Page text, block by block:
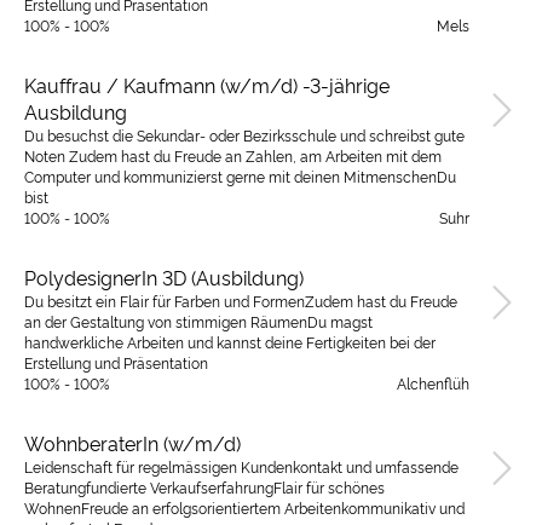
Erstellung und Präsentation
100% - 100%
Mels
Kauffrau / Kaufmann (w/m/d) -3-jährige
Ausbildung
Du besuchst die Sekundar- oder Bezirksschule und schreibst gute
Noten Zudem hast du Freude an Zahlen, am Arbeiten mit dem
Computer und kommunizierst gerne mit deinen MitmenschenDu
bist
100% - 100%
Suhr
PolydesignerIn 3D (Ausbildung)
Du besitzt ein Flair für Farben und FormenZudem hast du Freude
an der Gestaltung von stimmigen RäumenDu magst
handwerkliche Arbeiten und kannst deine Fertigkeiten bei der
Erstellung und Präsentation
100% - 100%
Alchenflüh
WohnberaterIn (w/m/d)
Leidenschaft für regelmässigen Kundenkontakt und umfassende
Beratungfundierte VerkaufserfahrungFlair für schönes
WohnenFreude an erfolgsorientiertem Arbeitenkommunikativ und